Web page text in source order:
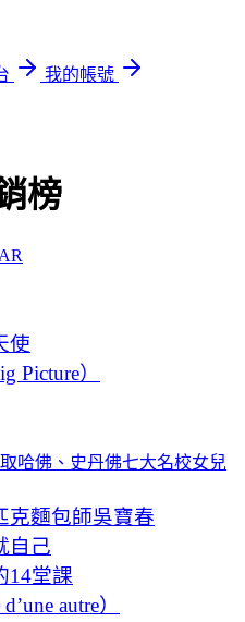
我的帳號
榜
使
Picture）
哈佛、史丹佛七大名校女兒
麵包師吳寶春
自己
堂課
autre）